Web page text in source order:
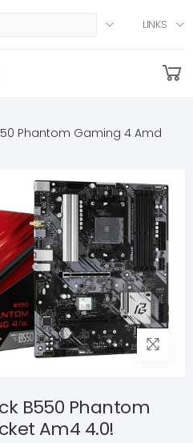
LINKS
Phantom Gaming 4 Amd
B550 Phantom
Am4 4.0!